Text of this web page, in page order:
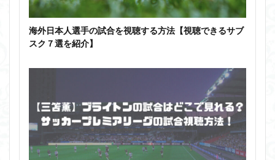
海外日本人選手の試合を視聴する方法【視聴できるサブ
スク７選を紹介】